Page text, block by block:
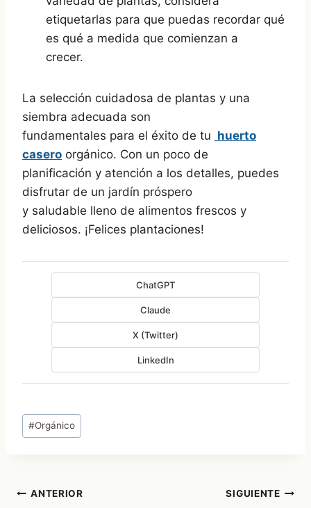
etiquetarlas para que puedas recordar qué
es qué a medida que comienzan a
crecer.
La selección cuidadosa de plantas y una
siembra adecuada son
fundamentales para el éxito de tu huerto
casero orgánico. Con un poco de
planificación y atención a los detalles, puedes
disfrutar de un jardín próspero
y saludable lleno de alimentos frescos y
deliciosos. ¡Felices plantaciones!
ChatGPT
Claude
X (Twitter)
LinkedIn
Etiquetas
de
#Orgánico
Navegación
ANTERIOR SIGUIENTE